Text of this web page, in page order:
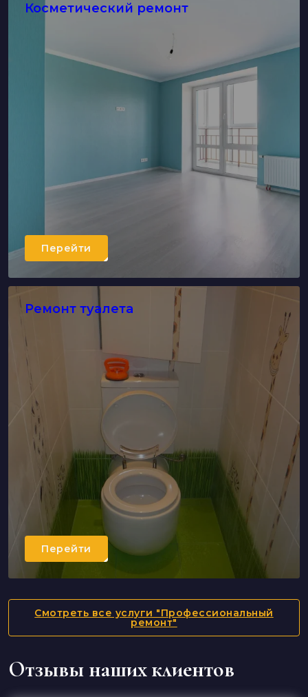
Косметический ремонт
Перейти
Ремонт туалета
Перейти
Смотреть все услуги "Профессиональный
ремонт"
Отзывы наших клиентов